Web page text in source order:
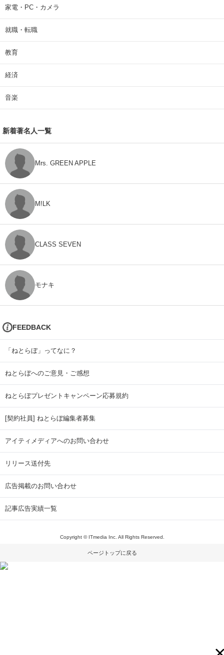
家電・PC・カメラ
就職・転職
教育
経済
音楽
新着著名人一覧
Mrs. GREEN APPLE
M!LK
CLASS SEVEN
モナキ
FEEDBACK
「ねとらぼ」ってなに？
ねとらぼへのご意見・ご感想
ねとらぼプレゼントキャンペーン応募規約
[契約社員] ねとらぼ編集者募集
アイティメディアへのお問い合わせ
リリース送付先
広告掲載のお問い合わせ
記事広告実績一覧
Copyright © ITmedia Inc. All Rights Reserved.
ページトップに戻る